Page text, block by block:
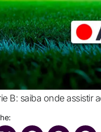
B: saiba onde